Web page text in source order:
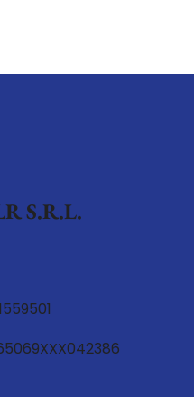
S.R.L.